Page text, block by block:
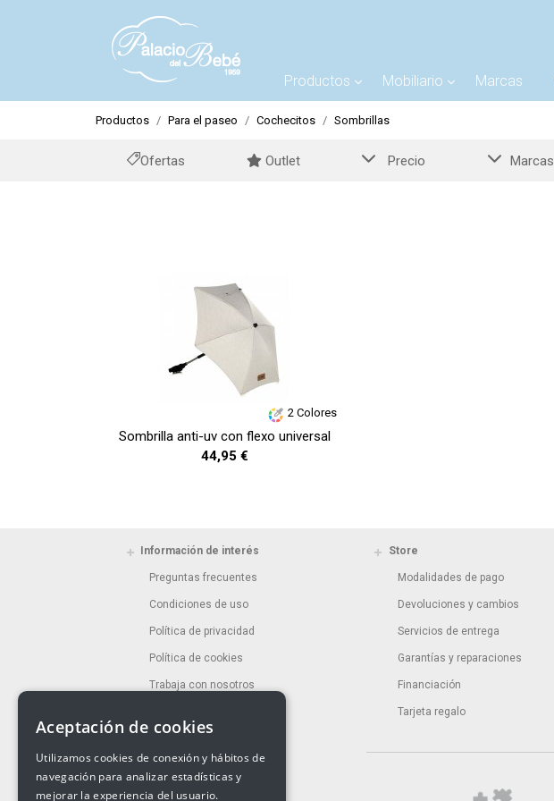
Productos Mobiliario Marcas
Productos Para el paseo Cochecitos Sombrillas
Ofertas Outlet Precio Marcas
2 Colores
Sombrilla anti-uv con flexo universal
44,95 €
Aceptación de cookies
Utilizamos cookies de conexión y hábitos de
navegación para analizar estadísticas y
mejorar la experiencia del usuario.
Información de interés
Preguntas frecuentes
Condiciones de uso
Política de privacidad
Política de cookies
Trabaja con nosotros
Store
Modalidades de pago
Devoluciones y cambios
Servicios de entrega
Garantías y reparaciones
Financiación
Tarjeta regalo